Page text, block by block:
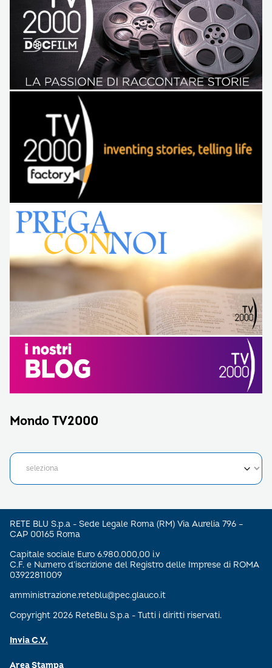
Mondo TV2000
RETE BLU S.p.a - Sede Legale Roma (RM) Via Aurelia 796 –
CAP 00165 Roma
Capitale sociale Euro 6.980.000,00 i.v
C.F. e Numero d’iscrizione del Registro delle Imprese di ROMA
03922811009
amministrazione.reteblu@pec.glauco.it
Copyright 2026 ReteBlu S.p.a - Tutti i diritti riservati.
Invia C.V.
Area Stampa